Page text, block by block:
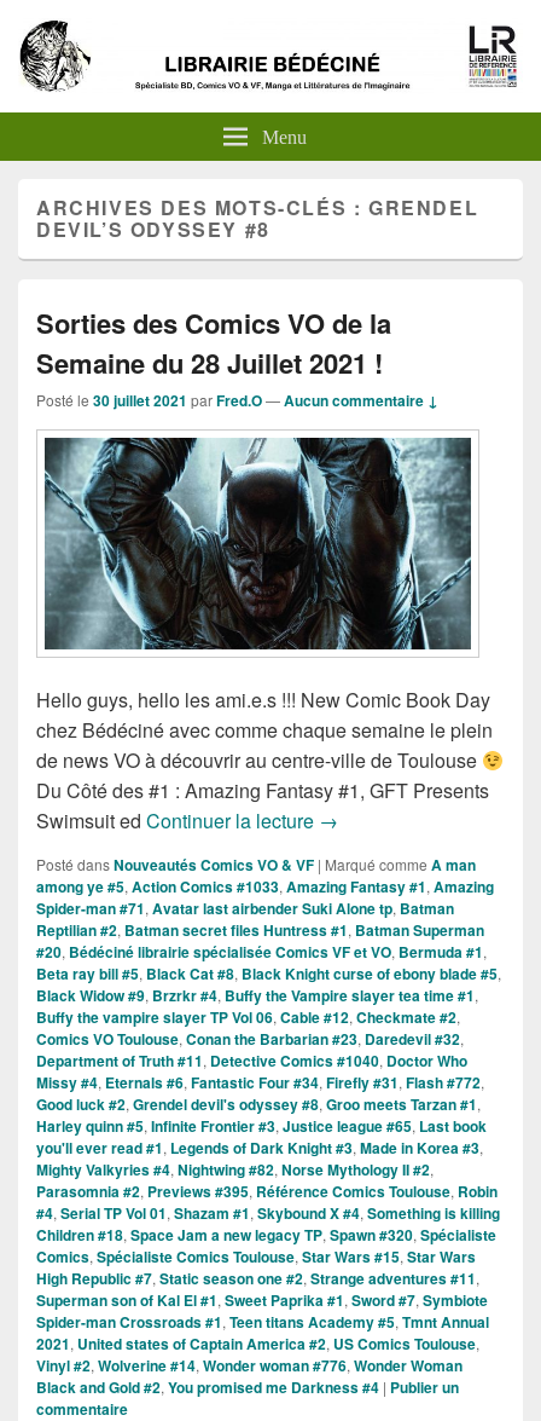
Menu
ARCHIVES DES MOTS-CLÉS :GRENDEL
DEVIL’S ODYSSEY #8
Sorties des Comics VO de la
Semaine du 28 Juillet 2021 !
Posté le 30 juillet 2021 parFred.O—Aucun commentaire ↓
Hello guys, hello les ami.e.s !!! New Comic Book Day
chez Bédéciné avec comme chaque semaine le plein
de news VO à découvrir au centre-ville de Toulouse
Du Côté des #1 : Amazing Fantasy #1, GFT Presents
Swimsuit ed Continuer la lecture Sorties des Comics VO
→
Posté dansNouveautés Comics VO & VF | Marqué comme A man
among ye #5, Action Comics #1033, Amazing Fantasy #1, Amazing
Spider-man #71, Avatar last airbender Suki Alone tp, Batman
Reptilian #2, Batman secret files Huntress #1, Batman Superman
#20, Bédéciné librairie spécialisée Comics VF et VO, Bermuda #1,
Beta ray bill #5, Black Cat #8, Black Knight curse of ebony blade #5,
Black Widow #9, Brzrkr #4, Buffy the Vampire slayer tea time #1,
Buffy the vampire slayer TP Vol 06, Cable #12, Checkmate #2,
Comics VO Toulouse, Conan the Barbarian #23, Daredevil #32,
Department of Truth #11, Detective Comics #1040, Doctor Who
Missy #4, Eternals #6, Fantastic Four #34, Firefly #31, Flash #772,
Good luck #2, Grendel devil's odyssey #8, Groo meets Tarzan #1,
Harley quinn #5, Infinite Frontier #3, Justice league #65, Last book
you'll ever read #1, Legends of Dark Knight #3, Made in Korea #3,
Mighty Valkyries #4, Nightwing #82, Norse Mythology II #2,
Parasomnia #2, Previews #395, Référence Comics Toulouse, Robin
#4, Serial TP Vol 01, Shazam #1, Skybound X #4, Something is killing
Children #18, Space Jam a new legacy TP, Spawn #320, Spécialiste
Comics, Spécialiste Comics Toulouse, Star Wars #15, Star Wars
High Republic #7, Static season one #2, Strange adventures #11,
Superman son of Kal El #1, Sweet Paprika #1, Sword #7, Symbiote
Spider-man Crossroads #1, Teen titans Academy #5, Tmnt Annual
2021, United states of Captain America #2, US Comics Toulouse,
Vinyl #2, Wolverine #14, Wonder woman #776, Wonder Woman
Black and Gold #2, You promised me Darkness #4 | Publier un
commentaire